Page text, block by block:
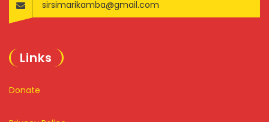
sirsimarikamba@gmail.com
Links
Donate